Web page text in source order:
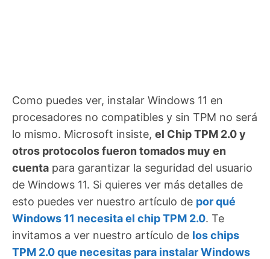
Como puedes ver, instalar Windows 11 en
procesadores no compatibles y sin TPM no será
lo mismo. Microsoft insiste, el Chip TPM 2.0 y
otros protocolos fueron tomados muy en
cuenta para garantizar la seguridad del usuario
de Windows 11. Si quieres ver más detalles de
esto puedes ver nuestro artículo de por qué
Windows 11 necesita el chip TPM 2.0. Te
invitamos a ver nuestro artículo de los chips
TPM 2.0 que necesitas para instalar Windows